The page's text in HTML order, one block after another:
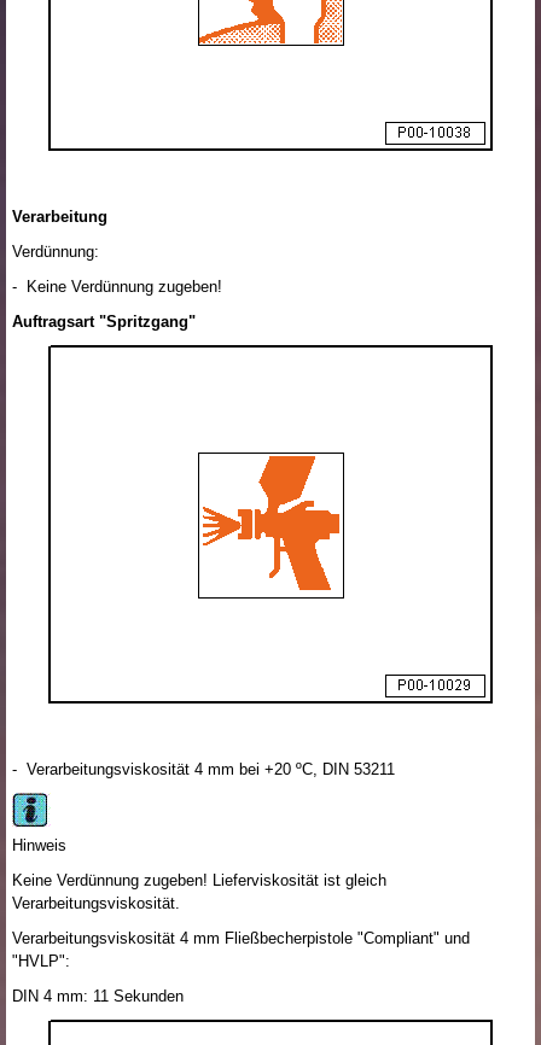
Verarbeitung
Verdünnung:
- Keine Verdünnung zugeben!
Auftragsart "Spritzgang"
- Verarbeitungsviskosität 4 mm bei +20 ºC, DIN 53211
Hinweis
Keine Verdünnung zugeben! Lieferviskosität ist gleich
Verarbeitungsviskosität.
Verarbeitungsviskosität 4 mm Fließbecherpistole "Compliant" und
"HVLP":
DIN 4 mm: 11 Sekunden